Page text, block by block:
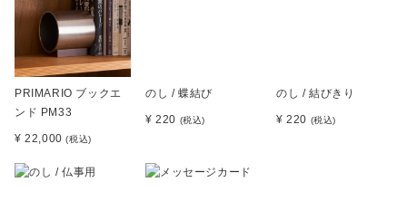
PRIMARIO ブックエ
ンド PM33
¥ 22,000(税込)
のし / 蝶結び
¥ 220 (税込)
のし / 結びきり
¥ 220 (税込)